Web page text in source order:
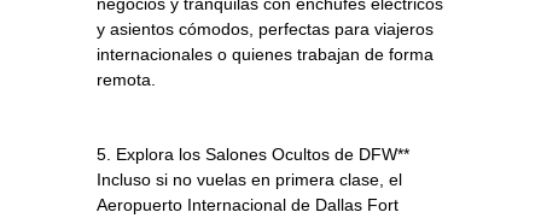
y asientos cómodos, perfectas para viajeros
internacionales o quienes trabajan de forma
remota.
5. Explora los Salones Ocultos de DFW**
Incluso si no vuelas en primera clase, el
Aeropuerto Internacional de Dallas Fort